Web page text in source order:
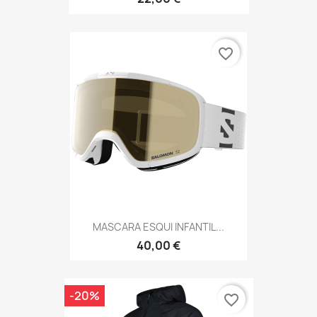
MASCARA ESQUI INFANTIL...
40,00 €
favorite_border
-20% favorite_border